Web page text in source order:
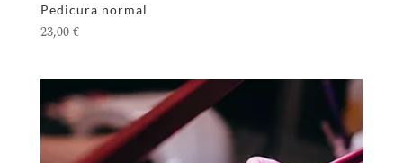
Pedicura normal
23,00€